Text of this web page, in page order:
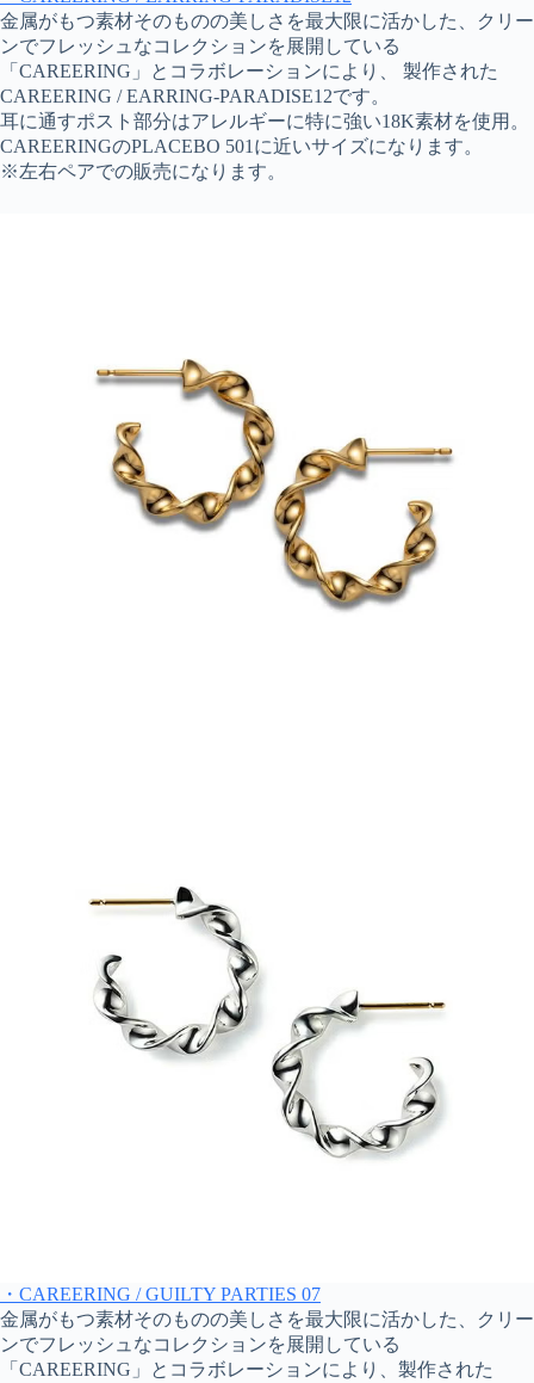
金属がもつ素材そのものの美しさを最大限に活かした、クリー
ンでフレッシュなコレクションを展開している
「CAREERING」とコラボレーションにより、 製作された
CAREERING / EARRING-PARADISE12です。
耳に通すポスト部分はアレルギーに特に強い18K素材を使用。
CAREERINGのPLACEBO 501に近いサイズになります。
※左右ペアでの販売になります。
・CAREERING / GUILTY PARTIES 07
金属がもつ素材そのものの美しさを最大限に活かした、クリー
ンでフレッシュなコレクションを展開している
「CAREERING」とコラボレーションにより、製作された